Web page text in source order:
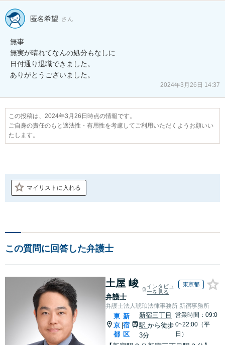
匿名希望 さん
無事
無実が晴れてなんの処分もなしに
日付通り退職できました。
ありがとうございました。
2024年3月26日 14:37
この投稿は、2024年3月26日時点の情報です。
ご自身の責任のもと適法性・有用性を考慮してご利用いただくようお願いい
たします。
マイリストに入れる
この質問に回答した弁護士
土屋 峻
弁護士
インタビュ
ーを見る
東京都
弁護士法人琥珀法律事務所 新宿事務所
東
京
都
新
宿
区
新宿三丁目
駅 から徒歩
3分
営業時間：09:0
0~22:00（平
日）